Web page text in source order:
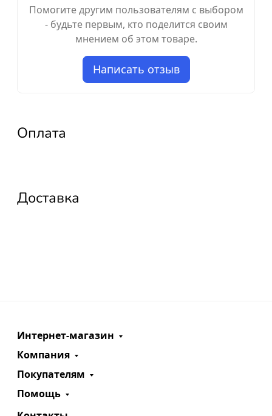
Помогите другим пользователям с выбором
- будьте первым, кто поделится своим
мнением об этом товаре.
Написать отзыв
Оплата
Доставка
Интернет-магазин
Компания
Покупателям
Помощь